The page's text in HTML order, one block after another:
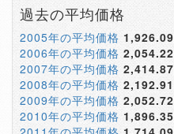
過去の平均価格
2005年の平均価格 1,926.09
2006年の平均価格 2,054.22
2007年の平均価格 2,414.87
2008年の平均価格 2,192.91
2009年の平均価格 2,052.72
2010年の平均価格 1,896.35